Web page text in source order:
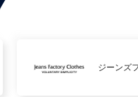
ジーンズ